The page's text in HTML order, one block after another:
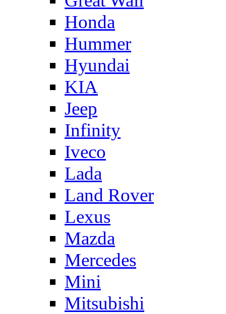
Honda
Hummer
Hyundai
KIA
Jeep
Infinity
Iveco
Lada
Land Rover
Lexus
Mazda
Mercedes
Mini
Mitsubishi